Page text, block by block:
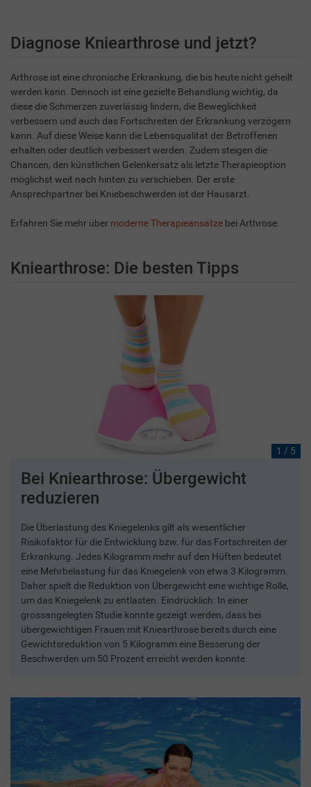
Diagnose Kniearthrose und jetzt?
Arthrose ist eine chronische Erkrankung, die bis heute nicht geheilt
werden kann. Dennoch ist eine gezielte Behandlung wichtig, da
diese die Schmerzen zuverlässig lindern, die Beweglichkeit
verbessern und auch das Fortschreiten der Erkrankung verzögern
kann. Auf diese Weise kann die Lebensqualität der Betroffenen
erhalten oder deutlich verbessert werden. Zudem steigen die
Chancen, den künstlichen Gelenkersatz als letzte Therapieoption
möglichst weit nach hinten zu verschieben. Der erste
Ansprechpartner bei Kniebeschwerden ist der Hausarzt.
Erfahren Sie mehr über moderne Therapieansätze bei Arthrose.
Kniearthrose: Die besten Tipps
1 / 5
Bei Kniearthrose: Übergewicht
reduzieren
Die Überlastung des Kniegelenks gilt als wesentlicher
Risikofaktor für die Entwicklung bzw. für das Fortschreiten der
Erkrankung. Jedes Kilogramm mehr auf den Hüften bedeutet
eine Mehrbelastung für das Kniegelenk von etwa 3 Kilogramm.
Daher spielt die Reduktion von Übergewicht eine wichtige Rolle,
um das Kniegelenk zu entlasten. Eindrücklich: In einer
grossangelegten Studie konnte gezeigt werden, dass bei
übergewichtigen Frauen mit Kniearthrose bereits durch eine
Gewichtsreduktion von 5 Kilogramm eine Besserung der
Beschwerden um 50 Prozent erreicht werden konnte.